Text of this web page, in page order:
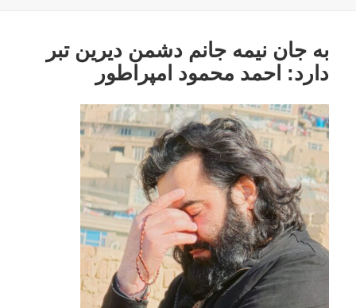
به جان نیمه جانم دشمن دیرین تبر
دارد: احمد محمود امپراطور